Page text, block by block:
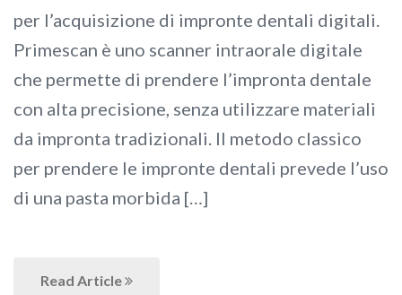
per l’acquisizione di impronte dentali digitali.
Primescan è uno scanner intraorale digitale
che permette di prendere l’impronta dentale
con alta precisione, senza utilizzare materiali
da impronta tradizionali. Il metodo classico
per prendere le impronte dentali prevede l’uso
di una pasta morbida […]
Read Article